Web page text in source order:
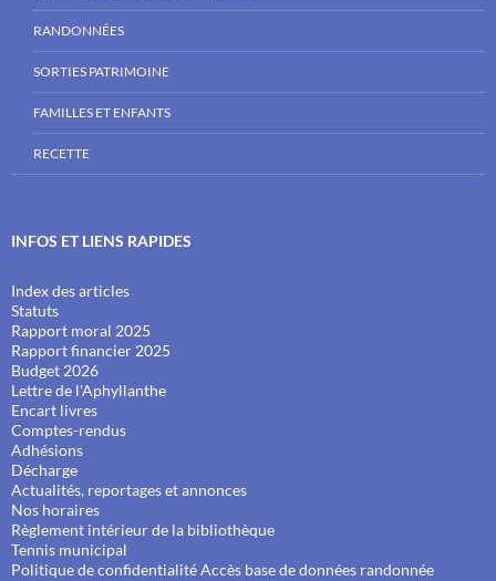
RANDONNÉES
SORTIES PATRIMOINE
FAMILLES ET ENFANTS
RECETTE
INFOS ET LIENS RAPIDES
Index des articles
Statuts
Rapport moral 2025
Rapport financier 2025
Budget 2026
Lettre de l'Aphyllanthe
Encart livres
Comptes-rendus
Adhésions
Décharge
Actualités, reportages et annonces
Nos horaires
Règlement intérieur de la bibliothèque
Tennis municipal
Politique de confidentialitéAccès base de données randonnée